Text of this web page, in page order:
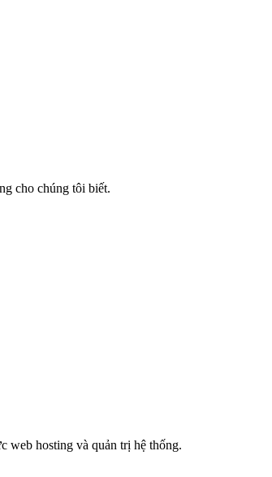
cho chúng tôi biết.
hosting và quản trị hệ thống.